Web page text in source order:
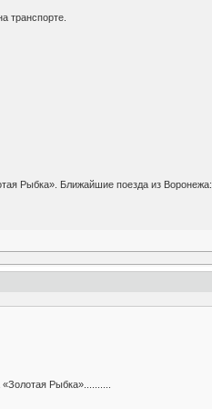
транспорте.
Рыбка». Ближайшие поезда из Воронежа:
Рыбка»..........